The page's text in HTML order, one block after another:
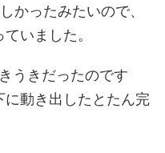
かったみたいので、
いました。
うきだったのです
動き出したとたん完